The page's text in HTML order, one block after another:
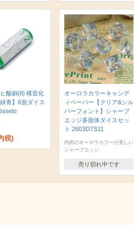
酸銅(II) 構造化
青】6面ダイス
税)
オーロラカラーキャンデ
ィペーパー【クリア&シル
バーフォント】シャープ
エッジ多面体ダイスセッ
ト 2603D7S11
内部のオーロラカラーが美しい
シャープエッジ
売り切れ中です